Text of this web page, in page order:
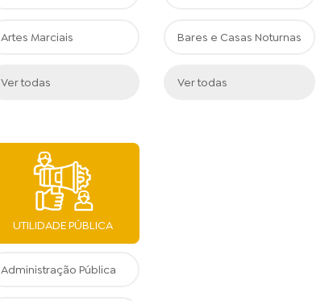
Artes Marciais
Ver todas
Bares e Casas Noturnas
Ver todas
UTILIDADE PÚBLICA
Administração Pública